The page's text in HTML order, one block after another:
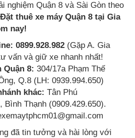
nghiệm Quận 8 và Sài Gòn theo
Đặt thuê xe máy Quận 8 tại Gia
nay!
0899.928.982 (Gặp A. Gia
vấn và giữ xe nhanh nhất!
Quận 8: 304/17a Phạm Thế
Q.8 (LH: 0939.994.650)
khác: Tân Phú
Bình Thạnh (0909.429.650).
đã tin tưởng và hài lòng với